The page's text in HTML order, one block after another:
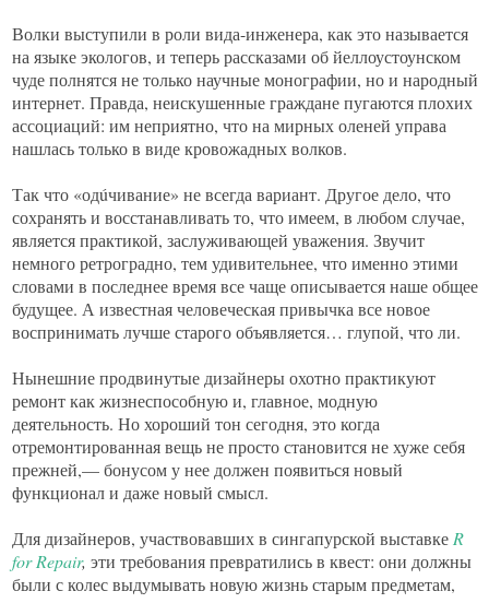
Волки выступили в роли вида-инженера, как это называется
на языке экологов, и теперь рассказами об йеллоустоунском
чуде полнятся не только научные монографии, но и народный
интернет. Правда, неискушенные граждане пугаются плохих
ассоциаций: им неприятно, что на мирных оленей управа
нашлась только в виде кровожадных волков.
Так что «одúчивание» не всегда вариант. Другое дело, что
сохранять и восстанавливать то, что имеем, в любом случае,
является практикой, заслуживающей уважения. Звучит
немного ретроградно, тем удивительнее, что именно этими
словами в последнее время все чаще описывается наше общее
будущее. А известная человеческая привычка все новое
воспринимать лучше старого объявляется… глупой, что ли.
Нынешние продвинутые дизайнеры охотно практикуют
ремонт как жизнеспособную и, главное, модную
деятельность. Но хороший тон сегодня, это когда
отремонтированная вещь не просто становится не хуже себя
прежней,— бонусом у нее должен появиться новый
функционал и даже новый смысл.
Для дизайнеров, участвовавших в сингапурской выставке R
for Repair, эти требования превратились в квест: они должны
были с колес выдумывать новую жизнь старым предметам,